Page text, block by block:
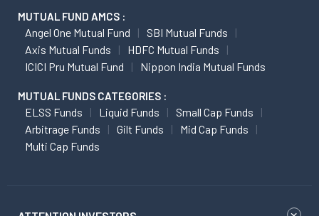
MUTUAL FUND AMCS :
Angel One Mutual Fund
SBI Mutual Funds
Axis Mutual Funds
HDFC Mutual Funds
ICICI Pru Mutual Fund
Nippon India Mutual Funds
MUTUAL FUNDS CATEGORIES :
ELSS Funds Liquid Funds
Small Cap Funds
Arbitrage Funds
Gilt Funds
Mid Cap Funds
Multi Cap Funds